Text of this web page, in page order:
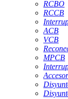
RCBO
RCCB
ACB
VCB
MPCB